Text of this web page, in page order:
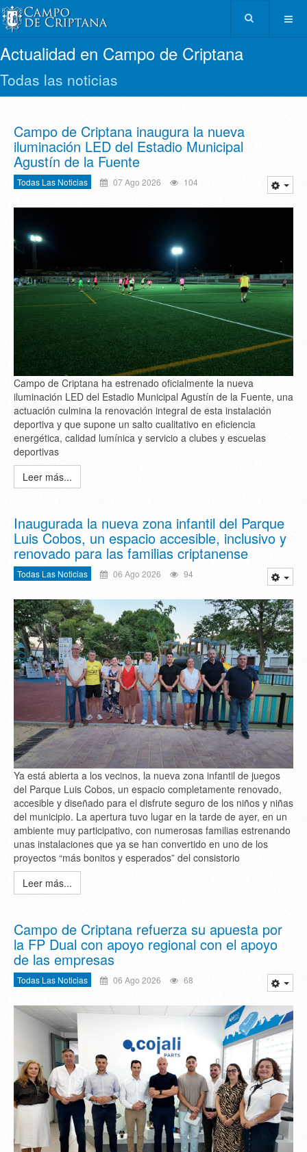
Actualidad en Campo de Criptana
Todas las noticias
Campo de Criptana inaugura la nueva
iluminación LED del Estadio Municipal
Agustín de la Fuente
Todas Las Noticias 07 Ago 2026 104
Campo de Criptana ha estrenado oficialmente la nueva
iluminación LED del Estadio Municipal Agustín de la Fuente, una
actuación culmina la renovación integral de esta instalación
deportiva y que supone un salto cualitativo en eficiencia
energética, calidad lumínica y servicio a clubes y escuelas
deportivas
Leer más...
Inaugurada la nueva zona infantil del Parque
Luis Cobos, un espacio accesible, inclusivo y
renovado para las familias criptanense
Todas Las Noticias 06 Ago 2026 94
Ya está abierta a los vecinos, la nueva zona infantil de juegos
del Parque Luis Cobos, un espacio completamente renovado,
accesible y diseñado para el disfrute seguro de los niños y niñas
del municipio. La apertura tuvo lugar en la tarde de ayer, en un
ambiente muy participativo, con numerosas familias estrenando
unas instalaciones que ya se han convertido en uno de los
proyectos “más bonitos y esperados” del consistorio
Leer más...
Campo de Criptana refuerza su apuesta por
la FP Dual con apoyo regional con el apoyo
de las empresas
Todas Las Noticias 06 Ago 2026 68